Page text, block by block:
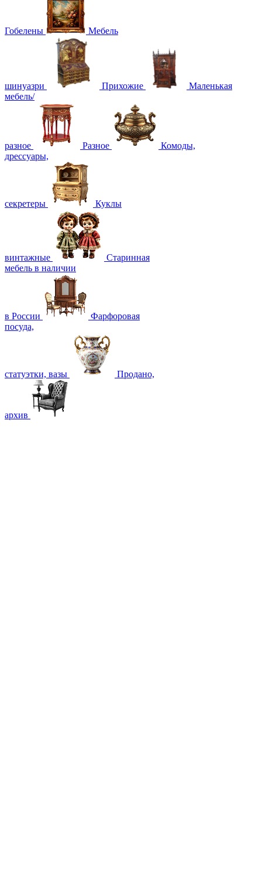
Гобелены Мебель
шинуазри Прихожие
Маленькая
мебель/
разное Разное
Комоды,
дрессуары,
секретеры Куклы
винтажные
Старинная
мебель в наличии
в России
Фарфоровая
посуда,
статуэтки, вазы Продано,
архив